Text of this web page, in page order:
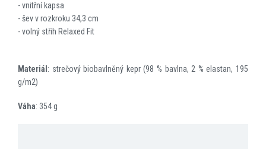
- vnitřní kapsa
- šev v rozkroku 34,3 cm
- volný střih Relaxed Fit
Materiál : strečový biobavlněný kepr (98 % bavlna, 2 % elastan, 195
g/m2)
Váha: 354 g